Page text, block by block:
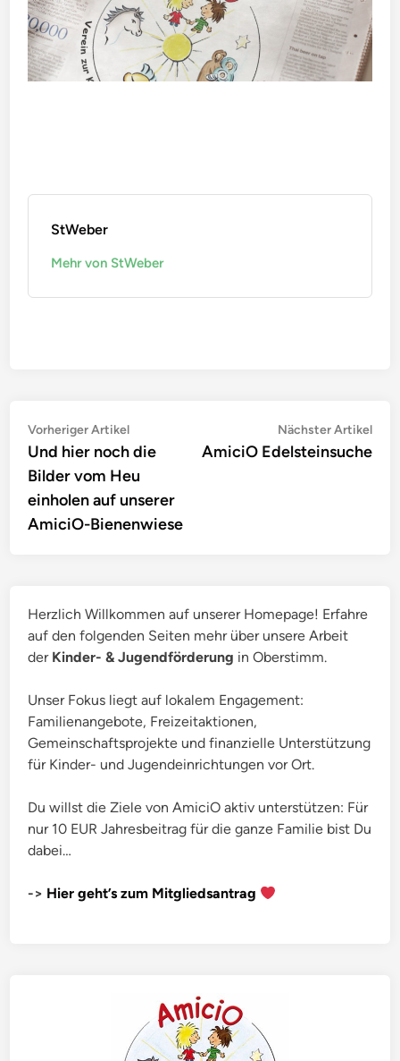
StWeber
Mehr von StWeber
Beitragsnavigation
Vorheriger ArtikelVorheriger
Artikel:
Und hier noch die
Bilder vom Heu
einholen auf unserer
AmiciO-Bienenwiese
Nächster Artikel
AmiciO Edelsteinsuche
Herzlich Willkommen auf unserer Homepage! Erfahre
auf den folgenden Seiten mehr über unsere Arbeit
der Kinder- & Jugendförderung in Oberstimm.
Unser Fokus liegt auf lokalem Engagement:
Familienangebote, Freizeitaktionen,
Gemeinschaftsprojekte und finanzielle Unterstützung
für Kinder- und Jugendeinrichtungen vor Ort.
Du willst die Ziele von AmiciO aktiv unterstützen: Für
nur 10 EUR Jahresbeitrag für die ganze Familie bist Du
dabei…
-> Hier geht’s zum Mitgliedsantrag